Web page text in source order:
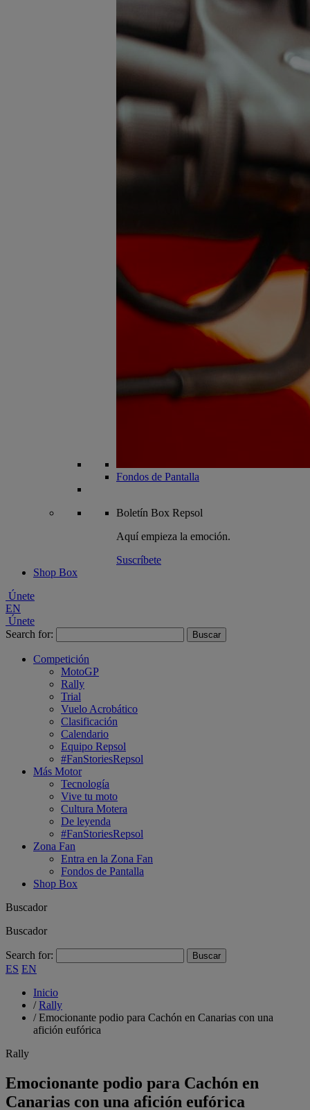
Fondos de Pantalla
Boletín Box Repsol
Aquí empieza la emoción.
Suscríbete
Shop Box
Únete
EN
Únete
Search for:
Competición
MotoGP
Rally
Trial
Vuelo Acrobático
Clasificación
Calendario
Equipo Repsol
#FanStoriesRepsol
Más Motor
Tecnología
Vive tu moto
Cultura Motera
De leyenda
#FanStoriesRepsol
Zona Fan
Entra en la Zona Fan
Fondos de Pantalla
Shop Box
Buscador
Buscador
Search for:
ES EN
Inicio
/Rally
/Emocionante podio para Cachón en Canarias con una
afición eufórica
Rally
Emocionante podio para Cachón en
Canarias con una afición eufórica